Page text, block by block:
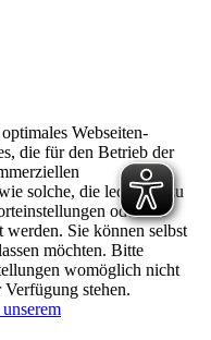
Webseiten-
die für den Betrieb der
solche, die lediglich zu
oder zur
werden. Sie können selbst
möchten. Bitte
womöglich nicht
stehen.